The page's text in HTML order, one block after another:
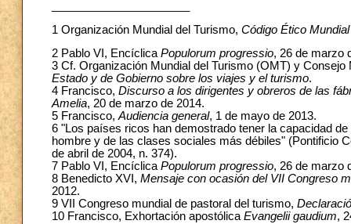
1 Organización Mundial del Turismo, Código Ético
2 Pablo VI, EncíclicaPopulorum progressio, 26 de marzo
3 Cf. Organización Mundial del Turismo (OMT) y
Estado y de Gobierno sobre los viajes y el turismo.
4 Francisco, Discurso a los dirigentes y obreros de las
Amelia, 20 de marzo de 2014.
5 Francisco,Audiencia general, 1 de mayo de 2013.
6 "Los países ricos han demostrado tener la capacidad
hombre y de las clases sociales más débiles" (Pontificio
de abril de 2004, n. 374).
7 Pablo VI, EncíclicaPopulorum progressio, 26 de marzo
8 Benedicto XVI, Mensaje con ocasión del VII Congreso
2012.
9 VII Congreso mundial de pastoral del turismo,
10 Francisco, Exhortación apostólicaEvangelii gaudium,